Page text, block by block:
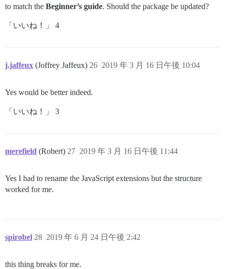
to match the Beginner’s guide. Should the package be updated?
「いいね！」 4
j.jaffeux (Joffrey Jaffeux) 2019 年 3 月 16 日午後 10:04
26
Yes would be better indeed.
「いいね！」 3
merefield (Robert) 2019 年 3 月 16 日午後 11:44
27
Yes I had to rename the JavaScript extensions but the structure
worked for me.
spirobel 2019 年 6 月 24 日午後 2:42
28
this thing breaks for me.